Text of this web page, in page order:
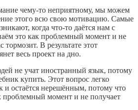
чему‑то неприятному, мы можем
этого всю свою мотивацию. Самые
когда что‑то даётся нам с
это как проблемный момент и не
тормозит. В результате этот
весь проект на дно.
не учат иностранный язык, потому
купить. Этот вопрос легко
и остаётся нерешённым, потому что
проблемный момент и не получает